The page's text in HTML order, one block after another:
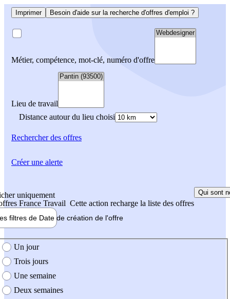
Imprimer Besoin d'aide sur la recherche d'offres d'emploi ?
Métier, compétence, mot-clé, numéro d'offre
Lieu de travail
Distance autour du lieu choisi
Rechercherdes offres
uniquement
France Travail Cette action recharge la liste des offres
Qui sont
filtres de Date de création de l'offre
création de l'offre
Un jour
Trois jours
Une semaine
Deux semaines
Créer une alerte